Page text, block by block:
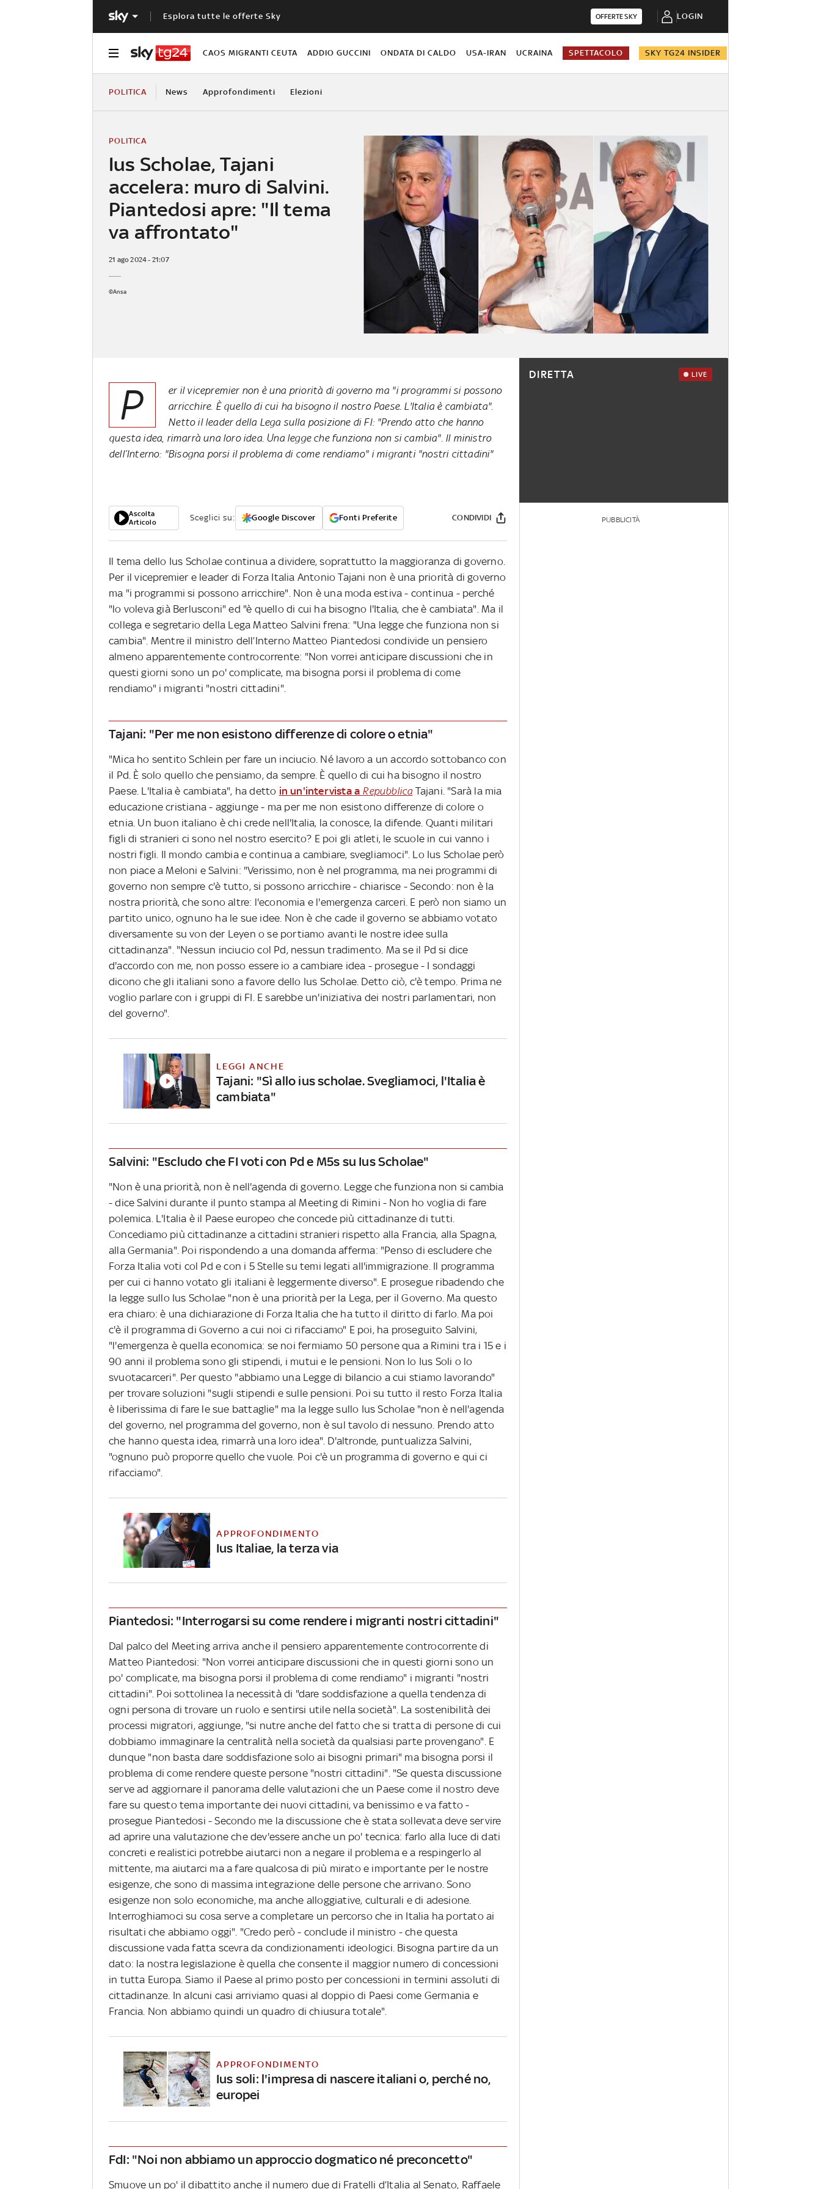
Esplora tutte le offerte Sky OFFERTE SKY LOGIN
CAOS MIGRANTI CEUTA ADDIO GUCCINI ONDATA DI CALDO USA-IRAN UCRAINA SPETTACOLO SKY TG24 INSIDER
POLITICA News Approfondimenti Elezioni
Ius Scholae, Tajani
accelera: muro di Salvini.
Piantedosi apre: "Il tema
va affrontato"
POLITICA
21 ago 2024 - 21:07
©Ansa
P
er il vicepremier non è una priorità di governo ma "i programmi si possono
arricchire. È quello di cui ha bisogno il nostro Paese. L'Italia è cambiata".
Netto il leader della Lega sulla posizione di FI: "Prendo atto che hanno
questa idea, rimarrà una loro idea. Una legge che funziona non si cambia". Il ministro
dell’Interno: "Bisogna porsi il problema di come rendiamo" i migranti "nostri cittadini"
Ascolta
Articolo
Sceglici su: Google Discover Fonti Preferite CONDIVIDI
Il tema dello Ius Scholae continua a dividere, soprattutto la maggioranza di governo.
Per il vicepremier e leader di Forza Italia Antonio Tajani non è una priorità di governo
ma "i programmi si possono arricchire". Non è una moda estiva - continua - perché
"lo voleva già Berlusconi" ed "è quello di cui ha bisogno l'Italia, che è cambiata". Ma il
collega e segretario della Lega Matteo Salvini frena: "Una legge che funziona non si
cambia". Mentre il ministro dell’Interno Matteo Piantedosi condivide un pensiero
almeno apparentemente controcorrente: "Non vorrei anticipare discussioni che in
questi giorni sono un po' complicate, ma bisogna porsi il problema di come
rendiamo" i migranti "nostri cittadini".
Tajani: "Per me non esistono differenze di colore o etnia"
"Mica ho sentito Schlein per fare un inciucio. Né lavoro a un accordo sottobanco con
il Pd. È solo quello che pensiamo, da sempre. È quello di cui ha bisogno il nostro
Paese. L'Italia è cambiata", ha detto in un'intervista a RepubblicaTajani. "Sarà la mia
educazione cristiana - aggiunge - ma per me non esistono differenze di colore o
etnia. Un buon italiano è chi crede nell'Italia, la conosce, la difende. Quanti militari
figli di stranieri ci sono nel nostro esercito? E poi gli atleti, le scuole in cui vanno i
nostri figli. Il mondo cambia e continua a cambiare, svegliamoci". Lo Ius Scholae però
non piace a Meloni e Salvini: "Verissimo, non è nel programma, ma nei programmi di
governo non sempre c'è tutto, si possono arricchire - chiarisce - Secondo: non è la
nostra priorità, che sono altre: l'economia e l'emergenza carceri. E però non siamo un
partito unico, ognuno ha le sue idee. Non è che cade il governo se abbiamo votato
diversamente su von der Leyen o se portiamo avanti le nostre idee sulla
cittadinanza". "Nessun inciucio col Pd, nessun tradimento. Ma se il Pd si dice
d'accordo con me, non posso essere io a cambiare idea - prosegue - I sondaggi
dicono che gli italiani sono a favore dello Ius Scholae. Detto ciò, c'è tempo. Prima ne
voglio parlare con i gruppi di FI. E sarebbe un'iniziativa dei nostri parlamentari, non
del governo".
LEGGI ANCHE
Tajani: "Sì allo ius scholae. Svegliamoci, l'Italia è
cambiata"
Salvini: "Escludo che FI voti con Pd e M5s su Ius Scholae"
"Non è una priorità, non è nell'agenda di governo. Legge che funziona non si cambia
- dice Salvini durante il punto stampa al Meeting di Rimini - Non ho voglia di fare
polemica. L'Italia è il Paese europeo che concede più cittadinanze di tutti.
Concediamo più cittadinanze a cittadini stranieri rispetto alla Francia, alla Spagna,
alla Germania". Poi rispondendo a una domanda afferma: "Penso di escludere che
Forza Italia voti col Pd e con i 5 Stelle su temi legati all'immigrazione. Il programma
per cui ci hanno votato gli italiani è leggermente diverso". E prosegue ribadendo che
la legge sullo Ius Scholae "non è una priorità per la Lega, per il Governo. Ma questo
era chiaro: è una dichiarazione di Forza Italia che ha tutto il diritto di farlo. Ma poi
c'è il programma di Governo a cui noi ci rifacciamo" E poi, ha proseguito Salvini,
"l'emergenza è quella economica: se noi fermiamo 50 persone qua a Rimini tra i 15 e i
90 anni il problema sono gli stipendi, i mutui e le pensioni. Non lo Ius Soli o lo
svuotacarceri". Per questo "abbiamo una Legge di bilancio a cui stiamo lavorando"
per trovare soluzioni "sugli stipendi e sulle pensioni. Poi su tutto il resto Forza Italia
è liberissima di fare le sue battaglie" ma la legge sullo Ius Scholae "non è nell'agenda
del governo, nel programma del governo, non è sul tavolo di nessuno. Prendo atto
che hanno questa idea, rimarrà una loro idea". D'altronde, puntualizza Salvini,
"ognuno può proporre quello che vuole. Poi c'è un programma di governo e qui ci
rifacciamo".
APPROFONDIMENTO
Ius Italiae, la terza via
Piantedosi: "Interrogarsi su come rendere i migranti nostri cittadini"
Dal palco del Meeting arriva anche il pensiero apparentemente controcorrente di
Matteo Piantedosi: "Non vorrei anticipare discussioni che in questi giorni sono un
po' complicate, ma bisogna porsi il problema di come rendiamo" i migranti "nostri
cittadini". Poi sottolinea la necessità di "dare soddisfazione a quella tendenza di
ogni persona di trovare un ruolo e sentirsi utile nella società". La sostenibilità dei
processi migratori, aggiunge, "si nutre anche del fatto che si tratta di persone di cui
dobbiamo immaginare la centralità nella società da qualsiasi parte provengano". E
dunque "non basta dare soddisfazione solo ai bisogni primari" ma bisogna porsi il
problema di come rendere queste persone "nostri cittadini". "Se questa discussione
serve ad aggiornare il panorama delle valutazioni che un Paese come il nostro deve
fare su questo tema importante dei nuovi cittadini, va benissimo e va fatto -
prosegue Piantedosi - Secondo me la discussione che è stata sollevata deve servire
ad aprire una valutazione che dev'essere anche un po' tecnica: farlo alla luce di dati
concreti e realistici potrebbe aiutarci non a negare il problema e a respingerlo al
mittente, ma aiutarci ma a fare qualcosa di più mirato e importante per le nostre
esigenze, che sono di massima integrazione delle persone che arrivano. Sono
esigenze non solo economiche, ma anche alloggiative, culturali e di adesione.
Interroghiamoci su cosa serve a completare un percorso che in Italia ha portato ai
risultati che abbiamo oggi". "Credo però - conclude il ministro - che questa
discussione vada fatta scevra da condizionamenti ideologici. Bisogna partire da un
dato: la nostra legislazione è quella che consente il maggior numero di concessioni
in tutta Europa. Siamo il Paese al primo posto per concessioni in termini assoluti di
cittadinanze. In alcuni casi arriviamo quasi al doppio di Paesi come Germania e
Francia. Non abbiamo quindi un quadro di chiusura totale".
APPROFONDIMENTO
Ius soli: l'impresa di nascere italiani o, perché no,
europei
FdI: "Noi non abbiamo un approccio dogmatico né preconcetto"
Smuove un po' il dibattito anche il numero due di Fratelli d’Italia al Senato, Raffaele
DIRETTA LIVE
PUBBLICITÀ